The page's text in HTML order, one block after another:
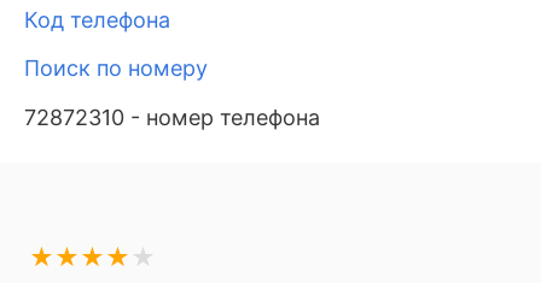
Код телефона
Поиск по номеру
72872310 - номер телефона
★
★
★
★
★